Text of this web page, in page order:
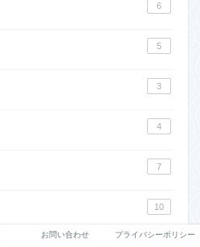
6
5
3
4
7
10
お問い合わせ プライバシーポリシー